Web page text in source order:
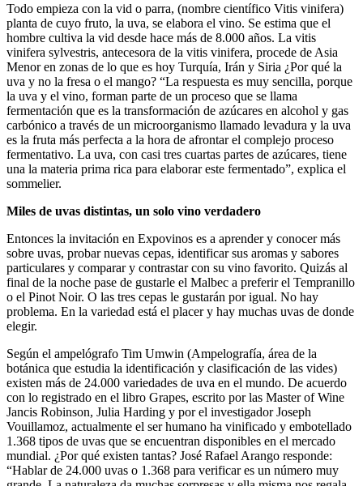
Todo empieza con la vid o parra, (nombre científico Vitis vinifera)
planta de cuyo fruto, la uva, se elabora el vino. Se estima que el
hombre cultiva la vid desde hace más de 8.000 años. La vitis
vinifera sylvestris, antecesora de la vitis vinifera, procede de Asia
Menor en zonas de lo que es hoy Turquía, Irán y Siria ¿Por qué la
uva y no la fresa o el mango? “La respuesta es muy sencilla, porque
la uva y el vino, forman parte de un proceso que se llama
fermentación que es la transformación de azúcares en alcohol y gas
carbónico a través de un microorganismo llamado levadura y la uva
es la fruta más perfecta a la hora de afrontar el complejo proceso
fermentativo. La uva, con casi tres cuartas partes de azúcares, tiene
una la materia prima rica para elaborar este fermentado”, explica el
sommelier.
Miles de uvas distintas, un solo vino verdadero
Entonces la invitación en Expovinos es a aprender y conocer más
sobre uvas, probar nuevas cepas, identificar sus aromas y sabores
particulares y comparar y contrastar con su vino favorito. Quizás al
final de la noche pase de gustarle el Malbec a preferir el Tempranillo
o el Pinot Noir. O las tres cepas le gustarán por igual. No hay
problema. En la variedad está el placer y hay muchas uvas de donde
elegir.
Según el ampelógrafo Tim Umwin (Ampelografía, área de la
botánica que estudia la identificación y clasificación de las vides)
existen más de 24.000 variedades de uva en el mundo. De acuerdo
con lo registrado en el libro Grapes, escrito por las Master of Wine
Jancis Robinson, Julia Harding y por el investigador Joseph
Vouillamoz, actualmente el ser humano ha vinificado y embotellado
1.368 tipos de uvas que se encuentran disponibles en el mercado
mundial. ¿Por qué existen tantas? José Rafael Arango responde:
“Hablar de 24.000 uvas o 1.368 para verificar es un número muy